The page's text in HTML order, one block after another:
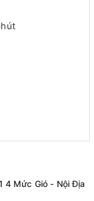
4 Mức Gió - Nội Địa